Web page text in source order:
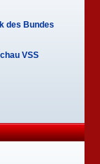
des Bundes
VSS